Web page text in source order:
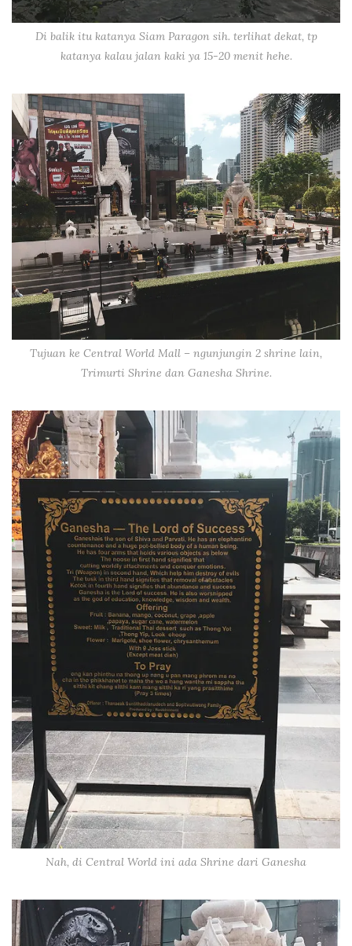
Di balik itu katanya Siam Paragon sih. terlihat dekat, tp
katanya kalau jalan kaki ya 15-20 menit hehe.
Tujuan ke Central World Mall – ngunjungin 2 shrine lain,
Trimurti Shrine dan Ganesha Shrine.
Nah, di Central World ini ada Shrine dari Ganesha